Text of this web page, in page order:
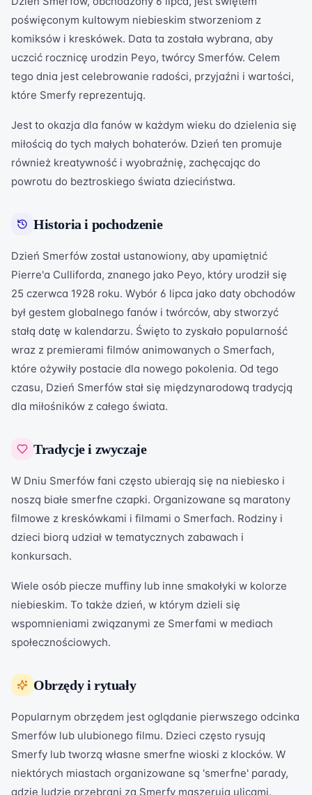
poświęconym kultowym niebieskim stworzeniom z
komiksów i kreskówek. Data ta została wybrana, aby
uczcić rocznicę urodzin Peyo, twórcy Smerfów. Celem
tego dnia jest celebrowanie radości, przyjaźni i wartości,
które Smerfy reprezentują.
Jest to okazja dla fanów w każdym wieku do dzielenia się
miłością do tych małych bohaterów. Dzień ten promuje
również kreatywność i wyobraźnię, zachęcając do
powrotu do beztroskiego świata dzieciństwa.
Historia i pochodzenie
Dzień Smerfów został ustanowiony, aby upamiętnić
Pierre'a Culliforda, znanego jako Peyo, który urodził się
25 czerwca 1928 roku. Wybór 6 lipca jako daty obchodów
był gestem globalnego fanów i twórców, aby stworzyć
stałą datę w kalendarzu. Święto to zyskało popularność
wraz z premierami filmów animowanych o Smerfach,
które ożywiły postacie dla nowego pokolenia. Od tego
czasu, Dzień Smerfów stał się międzynarodową tradycją
dla miłośników z całego świata.
Tradycje i zwyczaje
W Dniu Smerfów fani często ubierają się na niebiesko i
noszą białe smerfne czapki. Organizowane są maratony
filmowe z kreskówkami i filmami o Smerfach. Rodziny i
dzieci biorą udział w tematycznych zabawach i
konkursach.
Wiele osób piecze muffiny lub inne smakołyki w kolorze
niebieskim. To także dzień, w którym dzieli się
wspomnieniami związanymi ze Smerfami w mediach
społecznościowych.
Obrzędy i rytuały
Popularnym obrzędem jest oglądanie pierwszego odcinka
Smerfów lub ulubionego filmu. Dzieci często rysują
Smerfy lub tworzą własne smerfne wioski z klocków. W
niektórych miastach organizowane są 'smerfne' parady,
gdzie ludzie przebrani za Smerfy maszerują ulicami.